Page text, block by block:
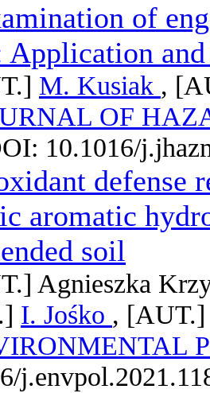
of
Application
M. Kusiak ,
OF
10.1016/
defense
aromatic
soil
Agnieszka
I. Jośko ,